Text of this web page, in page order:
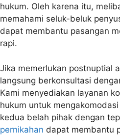
hukum. Oleh karena itu,
memahami seluk-beluk
dapat membantu pasangan
rapi.
Jika memerlukan postnuptial
langsung berkonsultasi
Kami menyediakan layanan
hukum untuk
kedua belah pihak dengan
pernikahan dapat membantu